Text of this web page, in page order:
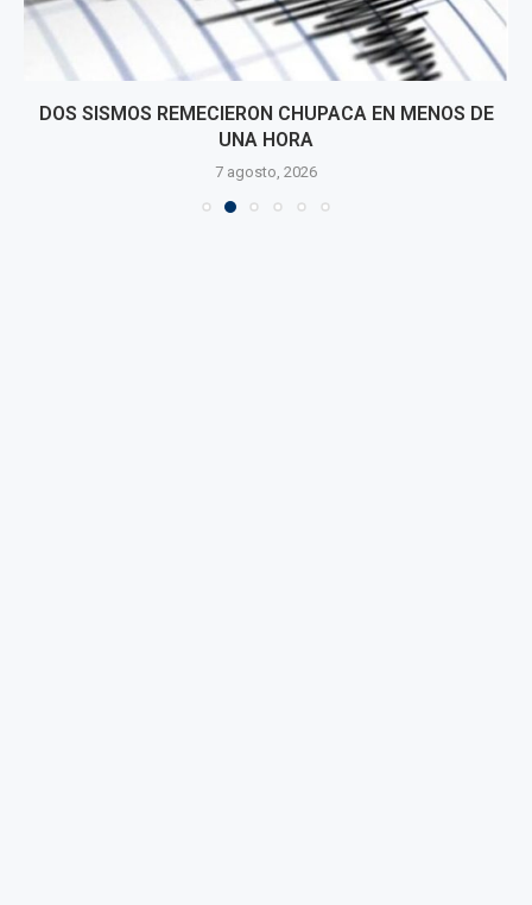
DOS SISMOS REMECIERON CHUPACA EN MENOS DE
UNA HORA
7 agosto, 2026